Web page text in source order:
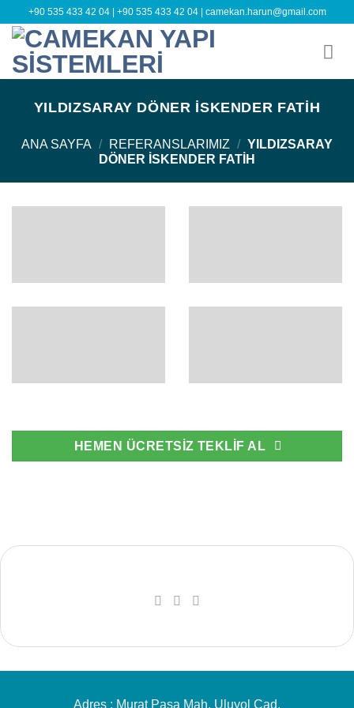
content
+90 535 433 42 04| +90 535 433 42 04| camekan.harun@gmail.com
YILDIZSARAY DÖNER İSKENDER FATIH
ANA SAYFA / REFERANSLARIMIZ / YILDIZSARAY
DÖNER İSKENDER FATIH
HEMEN ÜCRETSİZ TEKLİF AL
Adres : Murat Paşa Mah. Uluyol Cad.